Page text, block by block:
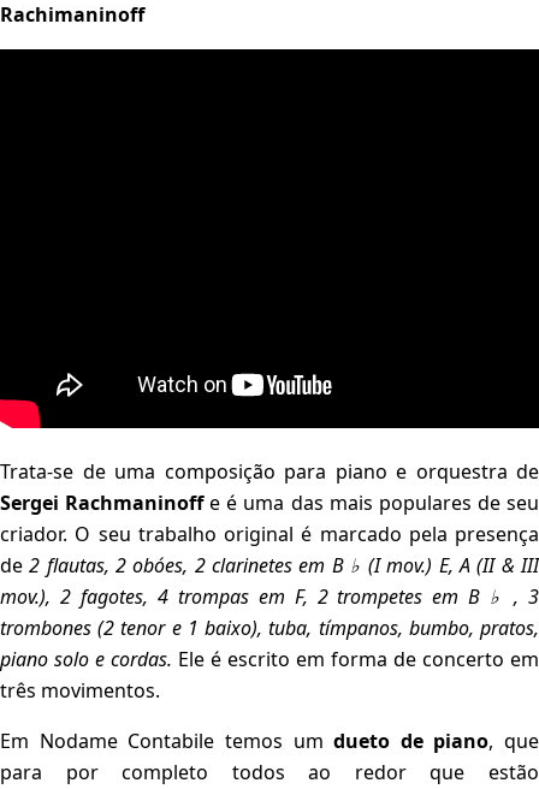
Rachimaninoff
Trata-se de uma composição para piano e orquestra de
Sergei Rachmaninoffe é uma das mais populares de seu
criador. O seu trabalho original é marcado pela presença
de2 flautas, 2 obóes, 2 clarinetes em B ♭ (I mov.) E, A (II & III
mov.), 2 fagotes, 4 trompas em F, 2 trompetes em B ♭ , 3
trombones (2 tenor e 1 baixo), tuba, tímpanos, bumbo, pratos,
piano solo e cordas. Ele é escrito em forma de concerto em
três movimentos.
Em Nodame Contabile temos um dueto de piano, que
para por completo todos ao redor que estão